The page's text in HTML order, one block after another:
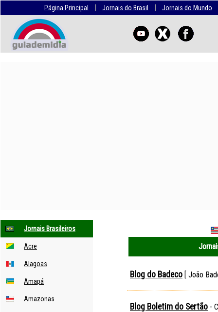
Página Principal | Jornais do Brasil | Jornais do Mundo
Jornais Brasileiros
Acre
Alagoas
Amapá
Amazonas
Blog do Badeco [ João
Blog Boletim do Sertão -